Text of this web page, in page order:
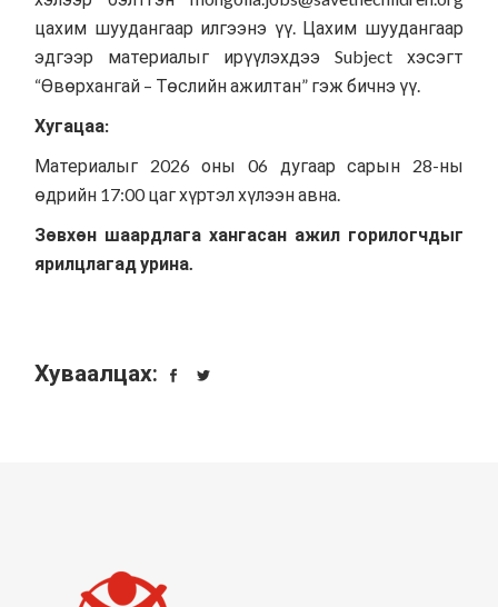
цахим шуудангаар илгээнэ үү. Цахим шуудангаар
эдгээр материалыг ирүүлэхдээ Subject хэсэгт
“Өвөрхангай – Төслийн ажилтан” гэж бичнэ үү.
Хугацаа:
Материалыг 2026 оны 06 дугаар сарын 28-ны
өдрийн 17:00 цаг хүртэл хүлээн авна.
Зөвхөн шаардлага хангасан ажил горилогчдыг
ярилцлагад урина.
Хуваалцах: